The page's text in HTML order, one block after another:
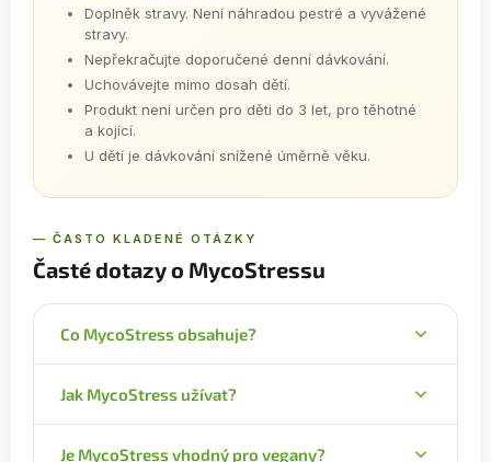
Doplněk stravy. Není náhradou pestré a vyvážené
stravy.
Nepřekračujte doporučené denní dávkování.
Uchovávejte mimo dosah dětí.
Produkt není určen pro děti do 3 let, pro těhotné
a kojící.
U dětí je dávkování snížené úměrně věku.
— ČASTO KLADENÉ OTÁZKY
Časté dotazy o MycoStressu
Co MycoStress obsahuje?
kurkumu (Yu Jin), pivoňku a jujubu v každé z 180
tablet.
Jak MycoStress užívat?
Je MycoStress vhodný pro vegany?